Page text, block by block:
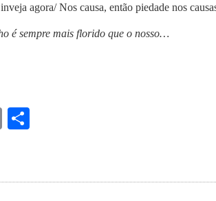
agora/ Nos causa, então piedade nos
é sempre mais florido que o nosso…
Email